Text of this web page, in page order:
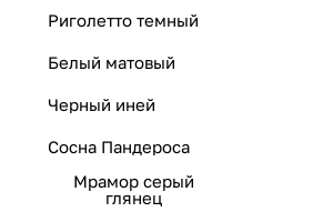
Риголетто темный
Белый матовый
Черный иней
Сосна Пандероса
Мрамор серый
глянец